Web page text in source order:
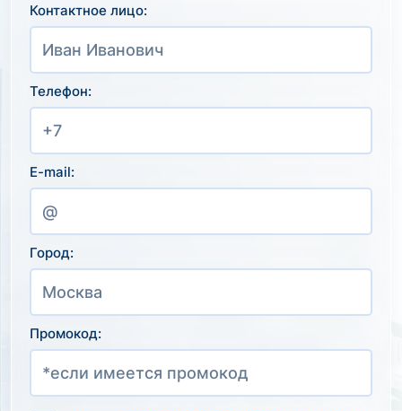
Контактное лицо:
Телефон:
E-mail:
Город:
Промокод: